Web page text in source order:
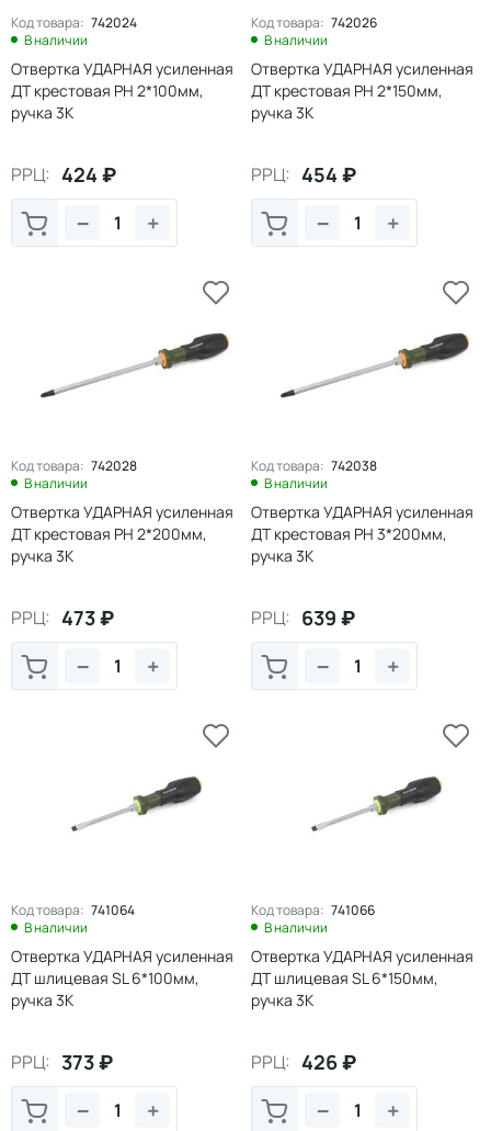
Код товара: 742024
В наличии
Отвертка УДАРНАЯ усиленная
ДТ крестовая PH 2*100мм,
ручка 3К
РРЦ: 424 ₽
+
−
Код товара: 742026
В наличии
Отвертка УДАРНАЯ усиленная
ДТ крестовая PH 2*150мм,
ручка 3К
РРЦ: 454 ₽
+
−
Код товара: 742028
В наличии
Отвертка УДАРНАЯ усиленная
ДТ крестовая PH 2*200мм,
ручка 3К
РРЦ: 473₽
+
−
Код товара: 742038
В наличии
Отвертка УДАРНАЯ усиленная
ДТ крестовая PH 3*200мм,
ручка 3К
РРЦ: 639 ₽
+
−
Код товара: 741064
В наличии
Отвертка УДАРНАЯ усиленная
ДТ шлицевая SL 6*100мм,
ручка 3К
РРЦ: 373₽
+
−
Код товара: 741066
В наличии
Отвертка УДАРНАЯ усиленная
ДТ шлицевая SL 6*150мм,
ручка 3К
РРЦ: 426₽
+
−